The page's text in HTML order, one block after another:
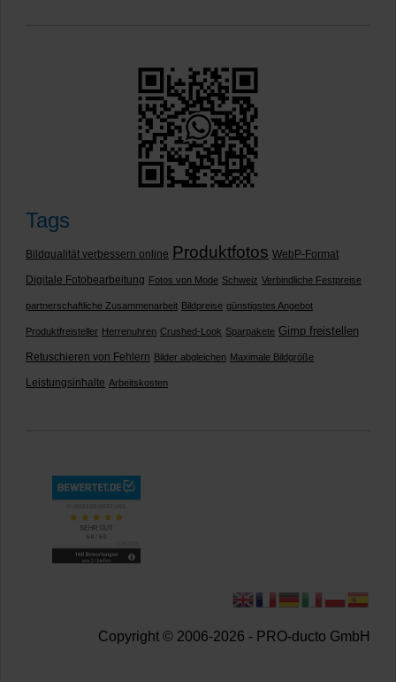
Tags
Bildqualität verbessern online Produktfotos WebP-Format
Digitale Fotobearbeitung Fotos von Mode Schweiz Verbindliche Festpreise
partnerschaftliche Zusammenarbeit Bildpreise günstigstes Angebot
Produktfreisteller Herrenuhren Crushed-Look Sparpakete Gimp freistellen
Retuschieren von Fehlern Bilder abgleichen Maximale Bildgröße
Leistungsinhalte Arbeitskosten
Copyright © 2006-2026 - PRO-ducto GmbH